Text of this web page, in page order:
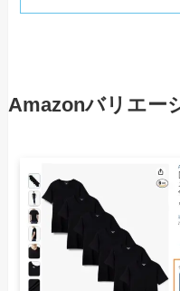
Amazonバリエー